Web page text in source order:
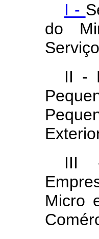
I -
do
II -
III
Micro